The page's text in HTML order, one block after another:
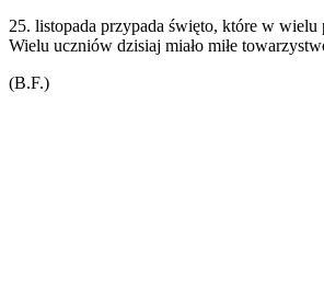
25. listopada przypada święto, które w wielu
Wielu uczniów dzisiaj miało miłe
(B.F.)